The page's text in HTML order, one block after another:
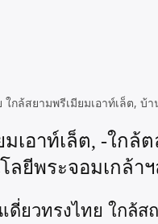
กล้สยามพรีเมียมเอาท์เล็ต,
มเอาท์เล็ต, -ใก
ลยีพระจอมเกล้า
ดี่ยวทรงไทย ใกล้